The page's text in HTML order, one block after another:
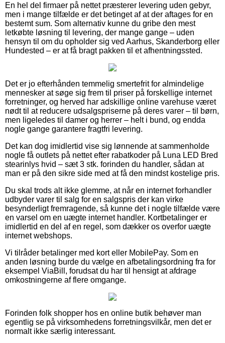
En hel del firmaer på nettet præsterer levering uden gebyr,
men i mange tilfælde er det betinget af at der aftages for en
bestemt sum. Som alternativ kunne du gribe den mest
letkøbte løsning til levering, der mange gange – uden
hensyn til om du opholder sig ved Aarhus, Skanderborg eller
Hundested – er at få bragt pakken til et afhentningssted.
Det er jo efterhånden temmelig smertefrit for almindelige
mennesker at søge sig frem til priser på forskellige internet
forretninger, og herved har adskillige online varehuse været
nødt til at reducere udsalgspriserne på deres varer – til børn,
men ligeledes til damer og herrer – helt i bund, og endda
nogle gange garantere fragtfri levering.
Det kan dog imidlertid vise sig lønnende at sammenholde
nogle få outlets på nettet efter rabatkoder på Luna LED Bred
stearinlys hvid – sæt 3 stk. forinden du handler, sådan at
man er på den sikre side med at få den mindst kostelige pris.
Du skal trods alt ikke glemme, at når en internet forhandler
udbyder varer til salg for en salgspris der kan virke
besynderligt fremragende, så kunne det i nogle tilfælde være
en varsel om en uægte internet handler. Kortbetalinger er
imidlertid en del af en regel, som dækker os overfor uægte
internet webshops.
Vi tilråder betalinger med kort eller MobilePay. Som en
anden løsning burde du vælge en afbetalingsordning fra for
eksempel ViaBill, forudsat du har til hensigt at afdrage
omkostningerne af flere omgange.
Forinden folk shopper hos en online butik behøver man
egentlig se på virksomhedens forretningsvilkår, men det er
normalt ikke særlig interessant.